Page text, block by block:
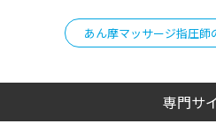
あん摩マッサージ指圧師
専門サ